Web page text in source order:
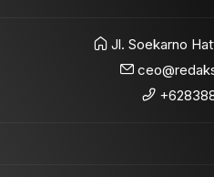
Jl. Soekarno